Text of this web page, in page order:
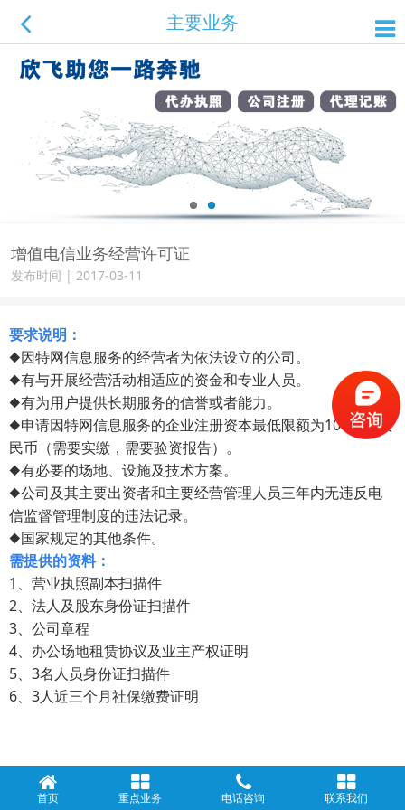
主要业务
增值电信业务经营许可证
发布时间 | 2017-03-11
要求说明：
◆因特网信息服务的经营者为依法设立的公司。
◆有与开展经营活动相适应的资金和专业人员。
◆有为用户提供长期服务的信誉或者能力。
◆申请因特网信息服务的企业注册资本最低限额为100 万元人
民币（需要实缴，需要验资报告）。
◆有必要的场地、设施及技术方案。
◆公司及其主要出资者和主要经营管理人员三年内无违反电
信监督管理制度的违法记录。
◆国家规定的其他条件。
需提供的资料：
1、营业执照副本扫描件
2、法人及股东身份证扫描件
3、公司章程
4、办公场地租赁协议及业主产权证明
5、 3名人员身份证扫描件
6、 3人近三个月社保缴费证明
首页 重点业务 电话咨询 联系我们